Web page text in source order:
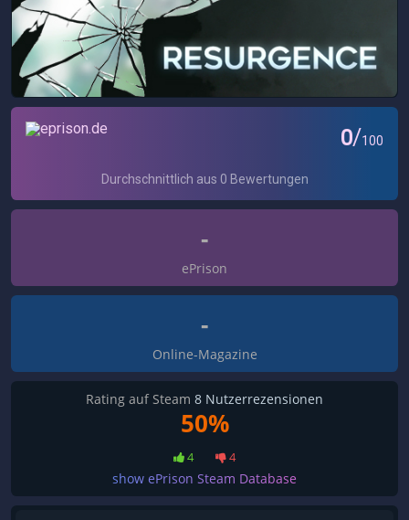
-
ePrison
-
Online-Magazine
Rating auf Steam 8 Nutzerrezensionen
50%
4 4
show ePrison Steam Database